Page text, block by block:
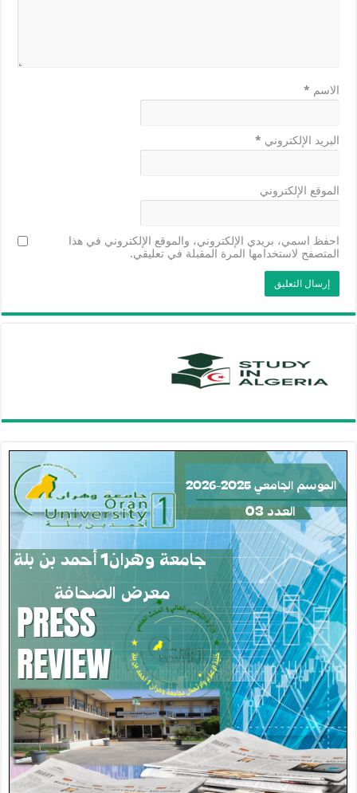
الاسم *
البريد الإلكتروني *
الموقع الإلكتروني
احفظ اسمي، بريدي الإلكتروني، والموقع الإلكتروني في هذا
المتصفح لاستخدامها المرة المقبلة في تعليقي.